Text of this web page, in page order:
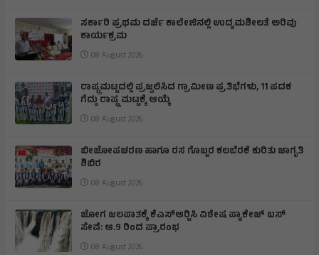
ಸರ್ಕಾರಿ ಪ್ರಥಮ ದರ್ಜೆ ಕಾಲೇಜಿನಲ್ಲಿ ಉದ್ಯಮಶೀಲತೆ ಅರಿವು
ಕಾರ್ಯಕ್ರಮ
08 August 2026
ರಾಷ್ಟ್ರಮಟ್ಟದಲ್ಲಿ ಪ್ರಜ್ವಲಿಸಿದ ಗ್ರಾಮೀಣ ಪ್ರತಿಭೆಗಳು, 11 ಪದಕ
ಗೆದ್ದು ರಾಷ್ಟ್ರ ಮಟ್ಟಕ್ಕೆ ಆಯ್ಕೆ
08 August 2026
ಬೀಜೋಪಚರಣ ಹಾಗೂ ರಸ ಗೊಬ್ಬರ ಕಲಬೆರಕೆ ಕುರಿತು ಜಾಗೃತಿ
ಶಿಬಿರ
08 August 2026
ಜೋಗ ಜಲಪಾತಕ್ಕೆ ಕೆಎಸ್‍ಆರ್‍ಟಿಸಿ ವಿಶೇಷ ಪ್ಯಾಕೇಜ್ ಬಸ್
ಸೇವೆ: ಆ.9 ರಿಂದ ಪ್ರಾರಂಭ
08 August 2026